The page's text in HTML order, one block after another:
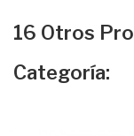
16 Otros
Categoría: